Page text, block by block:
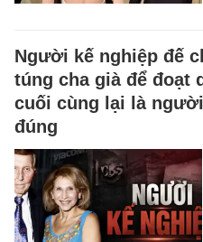
Người kế nghiệp đế
túng cha già để đoạt
cuối cùng lại là
đúng